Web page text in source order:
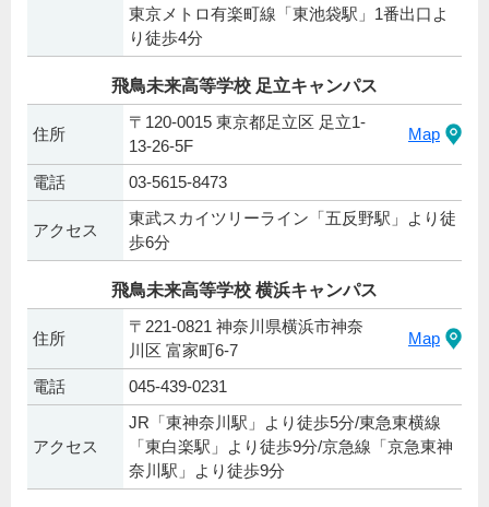
東京メトロ有楽町線「東池袋駅」1番出口よ
り徒歩4分
飛鳥未来高等学校 足立キャンパス
住所
〒120-0015 東京都足立区 足立1-
13-26-5F
Map
電話 03-5615-8473
アクセス
東武スカイツリーライン「五反野駅」より徒
歩6分
飛鳥未来高等学校 横浜キャンパス
住所
〒221-0821 神奈川県横浜市神奈
川区 富家町6-7
Map
電話 045-439-0231
アクセス
JR「東神奈川駅」より徒歩5分/東急東横線
「東白楽駅」より徒歩9分/京急線「京急東神
奈川駅」より徒歩9分